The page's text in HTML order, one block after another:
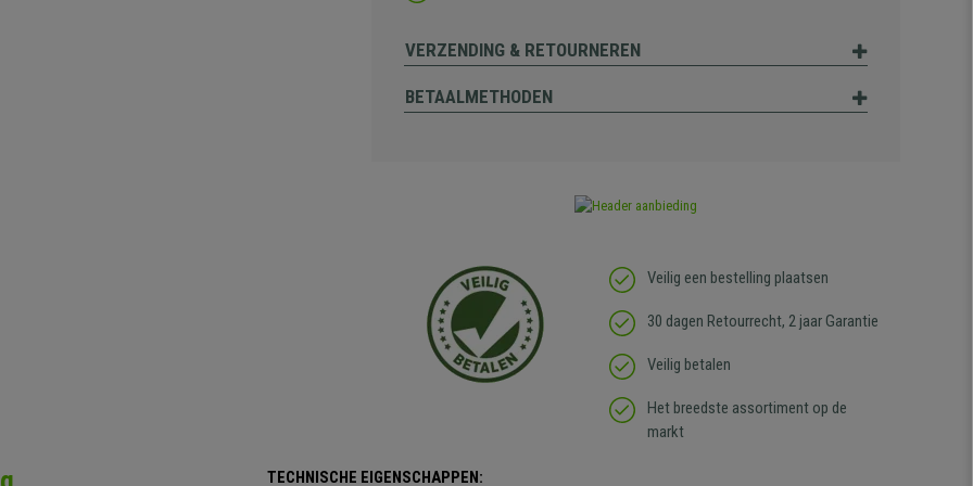
VERZENDING & RETOURNEREN
BETAALMETHODEN
Veilig een bestelling plaatsen
30 dagen Retourrecht, 2 jaar Garantie
Veilig betalen
Het breedste assortiment op de
markt
TECHNISCHE EIGENSCHAPPEN: